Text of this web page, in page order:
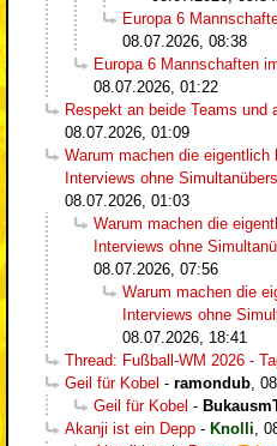
Europa 6
08.07.2026, 08:38
Europa 6 Mannschaften
08.07.2026, 01:22
Respekt an beide Teams und
08.07.2026, 01:09
Warum machen die eigentlich
Interviews ohne
08.07.2026, 01:03
Warum machen die
Interviews ohne
08.07.2026, 07:56
Warum machen die
Interviews ohne
08.07.2026, 18:41
Thread: Fußball-WM 2026 -
Geil für Kobel - ramondub
Geil für Kobel -
Akanji ist ein Depp - Knolli